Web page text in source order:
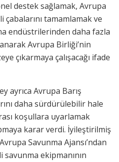
destek sağlamak, Avrupa
tamamlamak ve
endüstrilerinden daha fazla
Avrupa Birliği’nin
çıkarmaya çalışacağı ifade
ayrıca Avrupa Barış
daha sürdürülebilir hale
koşullara uyarlamak
karar verdi. İyileştirilmiş
Savunma Ajansı’ndan
ekipmanının